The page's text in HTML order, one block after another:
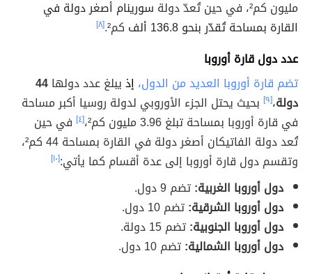
مليون كم²، في حين تُعدّ دولة
سورينام أصغر دولة في
القارة بمساحة تُقدّر بنحو 136.8 ألف
كم². [٨]
عدد دول قارة أوروبا
تضم قارة أوروبا العديد من الدول، إذيبلغ عدد دولها44
دولة،[٩]
بحيث يحتل الجزء الأوروبي لدولة روسيا أكبر مساحة
في قارة أوروبا بمساحة تبلغ 3.96 مليون كم²،
[٤]
في حين
تُعد دولة الفاتيكان أصغر دولة في القارة بمساحة 44 كم²،
وتقسم دول قارة أوروبا إلى عدة أقسام كما يأتي:[١٠]
دول أوروبا الغربية:تضم 9 دول.
دول أوروبا الشرقية:تضم 10 دول.
دول أوروبا الجنوبية:تضم 15 دولة.
دول أوروبا الشمالية:تضم 10 دول.